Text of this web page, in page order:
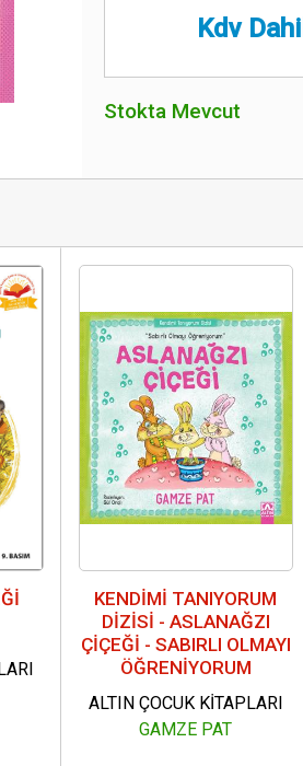
Kdv
Stokta Mevcut
KENDİMİ TANIYORUM
DİZİSİ - ASLANAĞZI
ÇİÇEĞİ - SABIRLI OLMAYI
ÖĞRENİYORUM
ALTIN ÇOCUK KİTAPLARI
GAMZE PAT